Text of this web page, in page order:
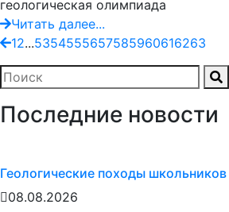
геологическая олимпиада
Читать далее...
12...5354555657585960616263
Последние новости
Геологические походы
08.08.2026